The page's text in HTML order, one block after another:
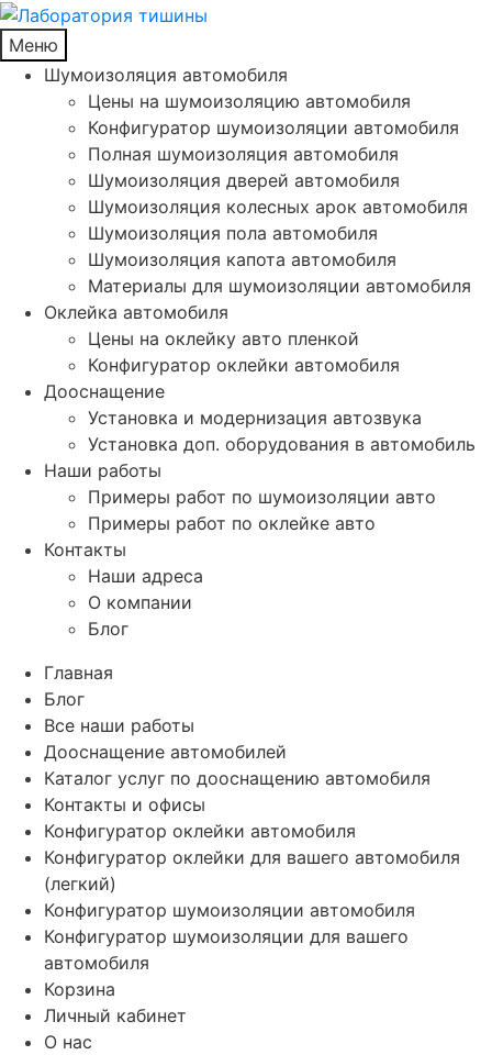
Меню
Шумоизоляция автомобиля
Цены на шумоизоляцию автомобиля
Конфигуратор шумоизоляции автомобиля
Полная шумоизоляция автомобиля
Шумоизоляция дверей автомобиля
Шумоизоляция колесных арок автомобиля
Шумоизоляция пола автомобиля
Шумоизоляция капота автомобиля
Материалы для шумоизоляции автомобиля
Оклейка автомобиля
Цены на оклейку авто пленкой
Конфигуратор оклейки автомобиля
Дооснащение
Установка и модернизация автозвука
Установка доп. оборудования в автомобиль
Наши работы
Примеры работ по шумоизоляции авто
Примеры работ по оклейке авто
Контакты
Наши адреса
О компании
Блог
Главная
Блог
Все наши работы
Дооснащение автомобилей
Каталог услуг по дооснащению автомобиля
Контакты и офисы
Конфигуратор оклейки автомобиля
Конфигуратор оклейки для вашего автомобиля
(легкий)
Конфигуратор шумоизоляции автомобиля
Конфигуратор шумоизоляции для вашего
автомобиля
Корзина
Личный кабинет
О нас